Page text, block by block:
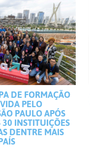
DE FORMAÇÃO
PELO
PAULO APÓS
30 INSTITUIÇÕES
DENTRE MAIS